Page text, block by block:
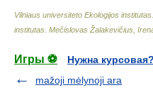
Vilniaus universiteto Ekologijos
institutas Mečislovas Žalakevičius,
Игры ⚽
Нужна курсовая?
mažoji mėlynoji ara